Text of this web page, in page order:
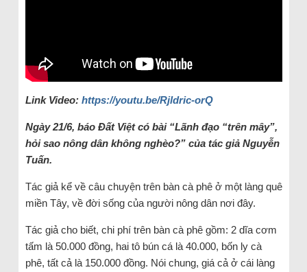
Link Video: https://youtu.be/Rjldric-orQ
Ngày 21/6, báo Đất Việt có bài “Lãnh đạo “trên mây”,
hỏi sao nông dân không nghèo?” của tác giả Nguyễn
Tuấn.
Tác giả kể về câu chuyện trên bàn cà phê ở một làng quê
miền Tây, về đời sống của người nông dân nơi đây.
Tác giả cho biết, chi phí trên bàn cà phê gồm: 2 dĩa cơm
tấm là 50.000 đồng, hai tô bún cá là 40.000, bốn ly cà
phê, tất cả là 150.000 đồng. Nói chung, giá cả ở cái làng